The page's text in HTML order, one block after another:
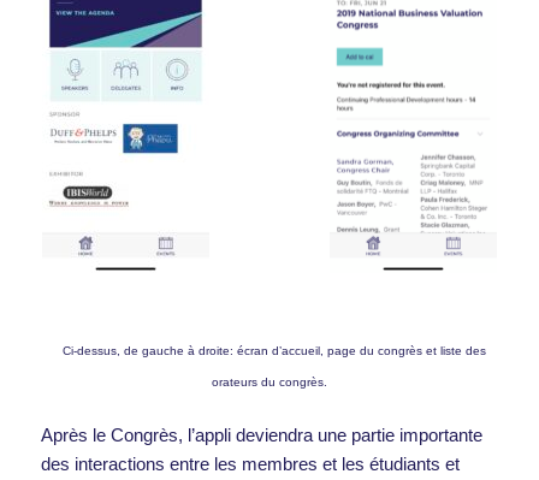
Ci-dessus, de gauche à droite: écran d’accueil, page du congrès et liste des
orateurs du congrès.
Après le Congrès, l’appli deviendra une partie importante
des interactions entre les membres et les étudiants et